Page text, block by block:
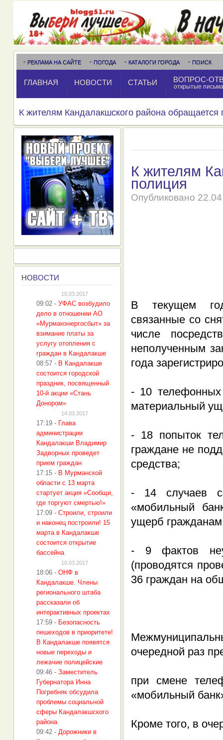
РЕКЛАМА НА САЙТЕ ПОГОДА КАТАЛОГИ ГОРОДА ПОИСК
ГЛАВНАЯ НОВОСТИ СТАТЬИ ВОПРОС-
открытые письма
К жителям Кандалакшского района обращается
К жителям
полиция
Опубликовано
В текущем
связанные со
числе
неполученным
года
- 10 телефонных
материальный
- 18 попыток
граждане не
средства;
- 14 случаев
«мобильный
ущерб
- 9 фактов
(проводятся
36 граждан на
очередной раз
при смене
«мобильный
Кроме того, в
НОВОСТИ
15.03.2017
09:02 - УФАС возбудило
дело в отношении АО
«Мурманэнергосбыт» за
взимание платы за
услугу отопления с
граждан в Кандалакше
08:57 - В Кандалакше
состоится городской
праздник, посвященный
10-й акции «Стань
Донором»
14.03.2017
17:19 - Глава
администрации
Кандалакши Владимир
Задворных проведет
прием граждан
17:15 - В Мурманской
области с 13 марта
стартует акция «Сообщи,
где торгуют смертью!»
17:09 - Строили, строили
и наконец построили! 15
марта в Кандалакше
состоится открытие
бассейна
10.03.2017
18:06 - ОНФ в
Кандалакше. Члены
регионального штаба
рассказали об
интерактивных проектах
17:59 - Безопасность
пешеходов в приоритете!
В Кандалакше появятся
новые переходы и
лежачие полицейские
09:46 - Заместитель
Губернатора Инна
Погребняк обсудила
проблемы социальной
сферы Кандалакшского
района
09:42 - Дорожники в